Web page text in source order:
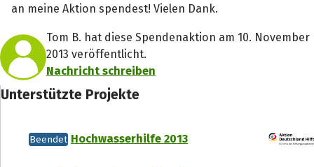
an meine Aktion spendest! Vielen Dank.
Tom B. hat diese Spendenaktion am 10. November
2013 veröffentlicht.
Nachricht schreiben
Unterstützte Projekte
Beendet Hochwasserhilfe 2013